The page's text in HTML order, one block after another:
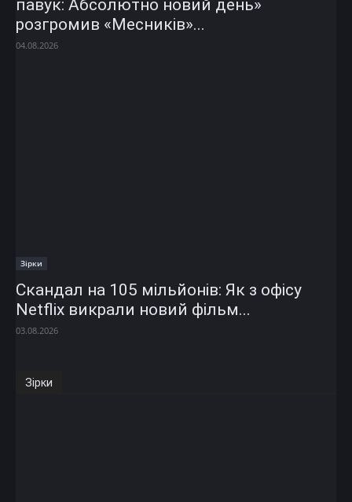
павук: Абсолютно новий день»
розгромив «Месників»...
04.08.2026
Зірки
Скандал на 105 мільйонів: Як з офісу
Netflix викрали новий фільм...
03.08.2026
Зірки